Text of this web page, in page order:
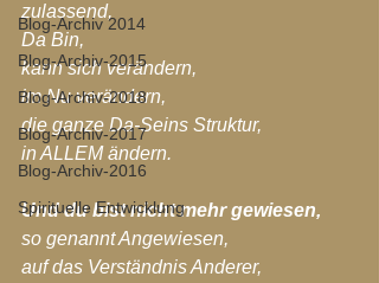
Blog-Archiv 2014
Blog-Archiv-2015
Blog-Archiv-2018
Blog-Archiv-2017
Blog-Archiv-2016
Spirituelle Entwicklung
zulassend,
Da Bin,
kann sich verändern,
im Nu verändern,
die ganze Da-Seins Struktur,
in ALLEM ändern.
Und du bist nicht mehr gewiesen,
so genannt Angewiesen,
auf das Verständnis Anderer,